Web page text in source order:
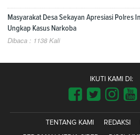
Masyarakat Desa Sekayan Apresiasi Polres
Ungkap Kasus Narkoba
Dibaca : 1138 Kali
IKUTI KAMI DI:
TENTANG KAMI REDAKSI